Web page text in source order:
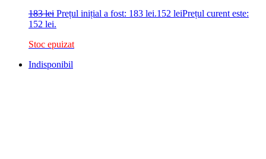
183lei Prețul inițial a fost: 183 lei.152 leiPrețul curent este:
152 lei.
Stoc epuizat
Indisponibil